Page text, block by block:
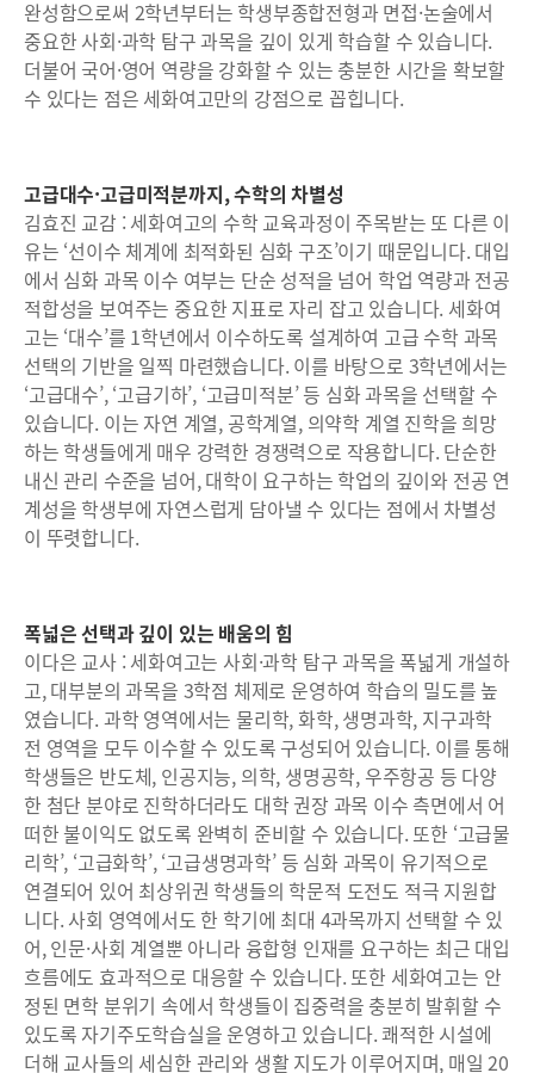
완성함으로써 2학년부터는 학생부종합전형과 면접·논술에서
중요한 사회·과학 탐구 과목을 깊이 있게 학습할 수 있습니다.
더불어 국어·영어 역량을 강화할 수 있는 충분한 시간을 확보할
수 있다는 점은 세화여고만의 강점으로 꼽힙니다.
고급대수·고급미적분까지, 수학의 차별성
김효진 교감 : 세화여고의 수학 교육과정이 주목받는 또 다른 이
유는 ‘선이수 체계에 최적화된 심화 구조’이기 때문입니다. 대입
에서 심화 과목 이수 여부는 단순 성적을 넘어 학업 역량과 전공
적합성을 보여주는 중요한 지표로 자리 잡고 있습니다. 세화여
고는 ‘대수’를 1학년에서 이수하도록 설계하여 고급 수학 과목
선택의 기반을 일찍 마련했습니다. 이를 바탕으로 3학년에서는
‘고급대수’, ‘고급기하’, ‘고급미적분’ 등 심화 과목을 선택할 수
있습니다. 이는 자연 계열, 공학계열, 의약학 계열 진학을 희망
하는 학생들에게 매우 강력한 경쟁력으로 작용합니다. 단순한
내신 관리 수준을 넘어, 대학이 요구하는 학업의 깊이와 전공 연
계성을 학생부에 자연스럽게 담아낼 수 있다는 점에서 차별성
이 뚜렷합니다.
폭넓은 선택과 깊이 있는 배움의 힘
이다은 교사 : 세화여고는 사회·과학 탐구 과목을 폭넓게 개설하
고, 대부분의 과목을 3학점 체제로 운영하여 학습의 밀도를 높
였습니다. 과학 영역에서는 물리학, 화학, 생명과학, 지구과학
전 영역을 모두 이수할 수 있도록 구성되어 있습니다. 이를 통해
학생들은 반도체, 인공지능, 의학, 생명공학, 우주항공 등 다양
한 첨단 분야로 진학하더라도 대학 권장 과목 이수 측면에서 어
떠한 불이익도 없도록 완벽히 준비할 수 있습니다. 또한 ‘고급물
리학’, ‘고급화학’, ‘고급생명과학’ 등 심화 과목이 유기적으로
연결되어 있어 최상위권 학생들의 학문적 도전도 적극 지원합
니다. 사회 영역에서도 한 학기에 최대 4과목까지 선택할 수 있
어, 인문·사회 계열뿐 아니라 융합형 인재를 요구하는 최근 대입
흐름에도 효과적으로 대응할 수 있습니다. 또한 세화여고는 안
정된 면학 분위기 속에서 학생들이 집중력을 충분히 발휘할 수
있도록 자기주도학습실을 운영하고 있습니다. 쾌적한 시설에
더해 교사들의 세심한 관리와 생활 지도가 이루어지며, 매일 20